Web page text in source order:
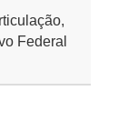
Federal